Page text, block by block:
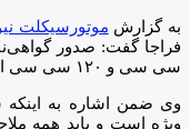
به گزارش موتورسیکلت
سی سی و ۱۲۰ سی سی از اول هفته فراجا ارائه می‌شود.
ویژه است و باید همه